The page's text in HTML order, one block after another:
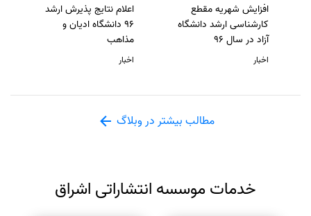
افزایش شهریه مقطع
کارشناسی ارشد دانشگاه
آزاد در سال 96
اخبار
اعلام نتایج پذیرش ارشد
96 دانشگاه ادیان و
مذاهب
اخبار
مطالب بیشتر در وبلاگ
خدمات موسسه انتشاراتی اشراق